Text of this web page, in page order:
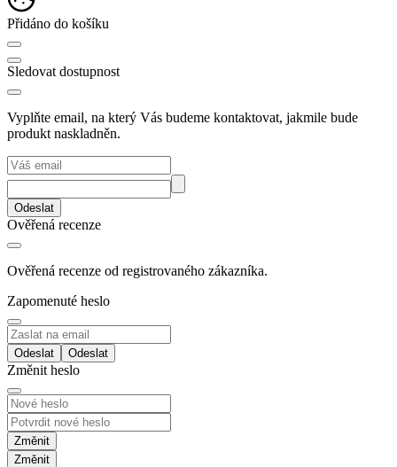
Přidáno do košíku
Sledovat dostupnost
Vyplňte email, na který Vás budeme kontaktovat, jakmile bude
produkt naskladněn.
Odeslat
Ověřená recenze
Ověřená recenze od registrovaného zákazníka.
Zapomenuté heslo
Odeslat
Změnit heslo
Změnit